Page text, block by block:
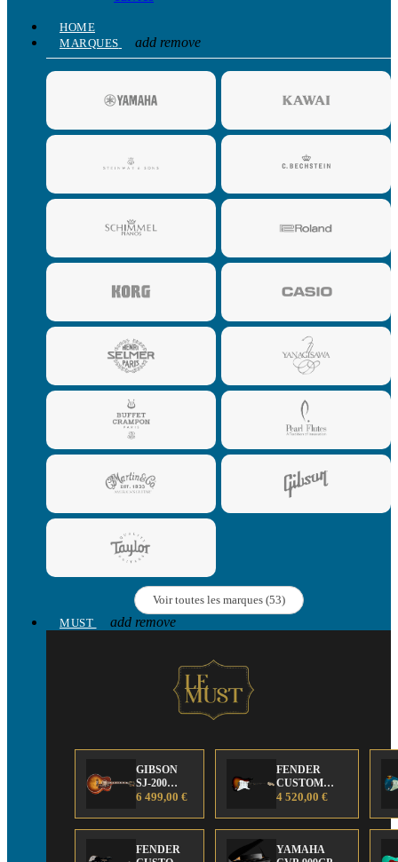
HOME
MARQUES
add remove
Voir toutes les marques (53)
MUST
add remove
GIBSON
SJ-200
Anniversary
Edition
6 499,00 €
FENDER
CUSTOM
SHOP Strat 63'
4 520,00 €
FENDER
YAMAHA